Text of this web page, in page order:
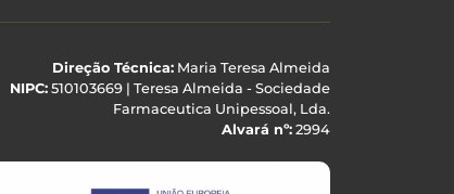
Direção Técnica: Maria Teresa Almeida
NIPC: 510103669 | Teresa Almeida - Sociedade
Farmaceutica Unipessoal, Lda.
Alvará nº: 2994